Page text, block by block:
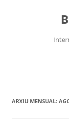
ARXIU MENSUAL: